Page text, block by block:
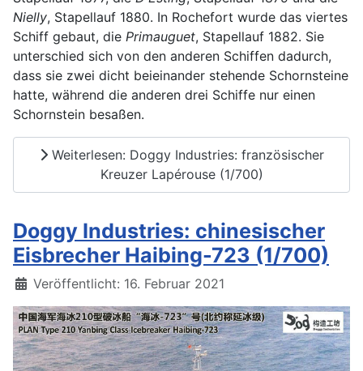
Nielly, Stapellauf 1880. In Rochefort wurde das viertes
Schiff gebaut, die Primauguet, Stapellauf 1882. Sie
unterschied sich von den anderen Schiffen dadurch,
dass sie zwei dicht beieinander stehende Schornsteine
hatte, während die anderen drei Schiffe nur einen
Schornstein besaßen.
Weiterlesen: Doggy Industries: französischer
Kreuzer Lapérouse (1/700)
Doggy Industries: chinesischer
Eisbrecher Haibing-723 (1/700)
Details
Veröffentlicht: 16. Februar 2021